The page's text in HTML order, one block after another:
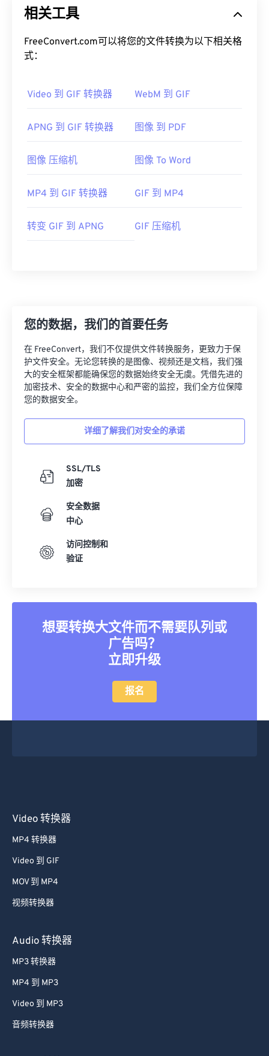
相关工具
FreeConvert.com可以将您的文件转换为以下相关格
式：
Video 到 GIF 转换器 WebM 到 GIF
APNG 到 GIF 转换器 图像 到 PDF
图像 压缩机 图像 To Word
MP4 到 GIF 转换器 GIF 到 MP4
转变 GIF 到 APNG GIF 压缩机
您的数据，我们的首要任务
在 FreeConvert，我们不仅提供文件转换服务，更致力于保
护文件安全。无论您转换的是图像、视频还是文档，我们强
大的安全框架都能确保您的数据始终安全无虞。凭借先进的
加密技术、安全的数据中心和严密的监控，我们全方位保障
您的数据安全。
详细了解我们对安全的承诺
SSL/TLS
加密
安全数据
中心
访问控制和
验证
想要转换大文件而不需要队列或
广告吗？
立即升级
报名
Video 转换器
MP4 转换器
Video 到 GIF
MOV 到 MP4
视频转换器
Audio 转换器
MP3 转换器
MP4 到 MP3
Video 到 MP3
音频转换器